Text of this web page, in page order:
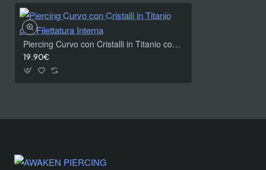
Piercing Curvo con Cristalli in Titanio con Filettatura Interna
19.90€